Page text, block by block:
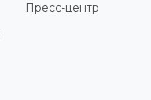
Пресс-центр